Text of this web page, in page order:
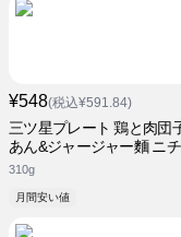
¥548(税込¥591.84)
三ツ星プレート 鶏と肉団
あん&ジャージャー麵 ニ
310g
月間安い値